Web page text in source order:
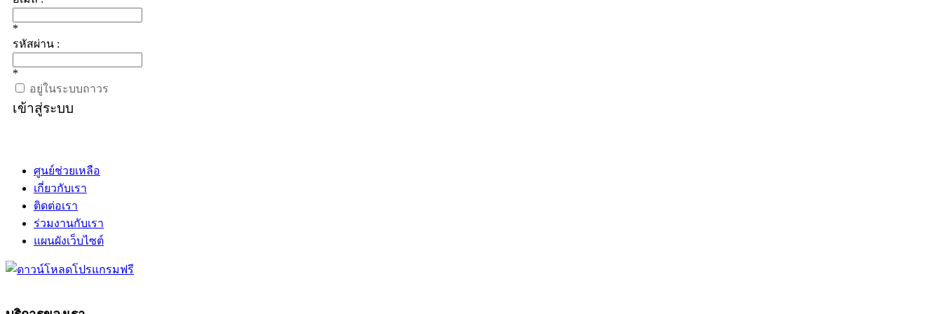
*
รหัสผ่าน :
*
อยู่ในระบบถาวร
เข้าสู่ระบบ
ศูนย์ช่วยเหลือ
เกี่ยวกับเรา
ติดต่อเรา
ร่วมงานกับเรา
แผนผังเว็บไซต์